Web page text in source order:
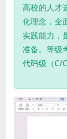
高校的人才
化理念，全
实践能力，
准备。等级
代码级（C/